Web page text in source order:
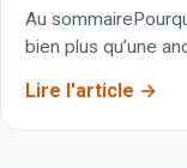
Au
bien plus qu’une
Lire l'article